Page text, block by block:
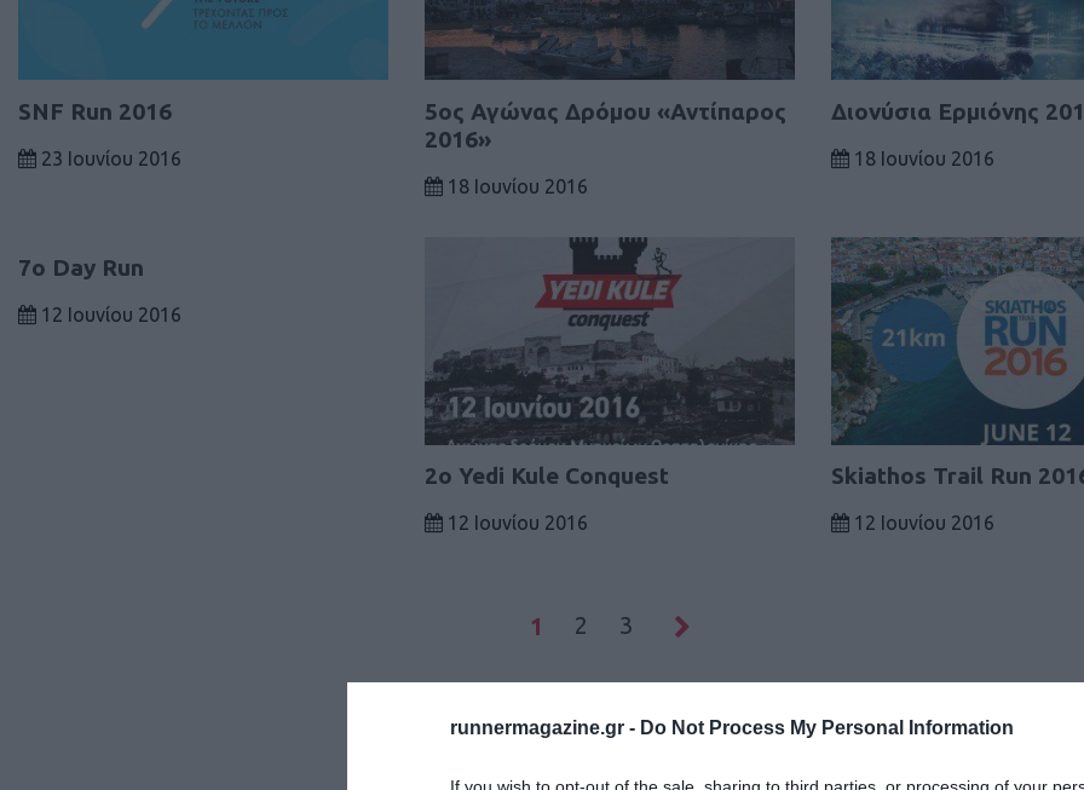
runnermagazine.gr - Do Not Process My Personal Information
If you wish to opt-out of the sale, sharing to third parties, or processing of your
SNF Run 2016
23 Ιουνίου 2016
5ος Αγώνας Δρόμου «Αντίπαρος
2016»
18 Ιουνίου 2016
Διονύσια Ερμιόνης
18 Ιουνίου 2016
7ο Day Run
12 Ιουνίου 2016
2ο Yedi Kule Conquest
12 Ιουνίου 2016
Skiathos Trail Run
12 Ιουνίου 2016
1 2 3